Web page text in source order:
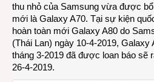
thu nhỏ của Samsung vừa được
mới là Galaxy A70. Tại sự kiện
hoàn toàn mới Galaxy A80 do
(Thái Lan) ngày 10-4-2019,
tháng 3-2019 đã được loan báo sẽ
26-4-2019.